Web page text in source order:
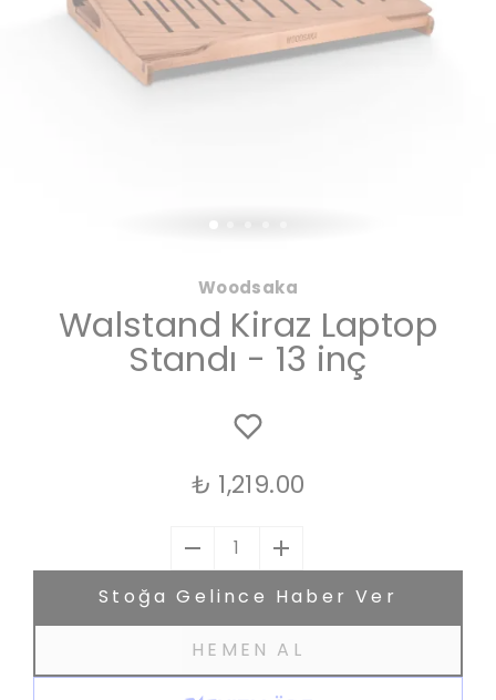
Woodsaka
Walstand Kiraz Laptop
Standı - 13 inç
₺ 1,219.00
1
Stoğa Gelince Haber Ver
HEMEN AL